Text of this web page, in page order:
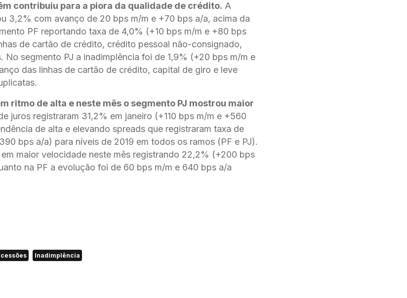
contribuiu para a piora da qualidade de crédito. A
3,2% com avanço de 20 bps m/m e +70 bps a/a, acima da
PF reportando taxa de 4,0% (+10 bps m/m e +80 bps
de cartão de crédito, crédito pessoal não-consignado,
No segmento PJ a inadimplência foi de 1,9% (+20 bps m/m e
das linhas de cartão de crédito, capital de giro e leve
ritmo de alta e neste mês o segmento PJ mostrou maior
juros registraram 31,2% em janeiro (+110 bps m/m e +560
de alta e elevando spreads que registraram taxa de
bps a/a) para níveis de 2019 em todos os ramos (PF e PJ).
maior velocidade neste mês registrando 22,2% (+200 bps
na PF a evolução foi de 60 bps m/m e 640 bps a/a
Inadimplência